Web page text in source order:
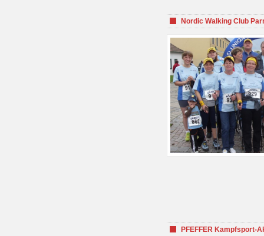
Nordic Walking Club
PFEFFER Kampfsport-